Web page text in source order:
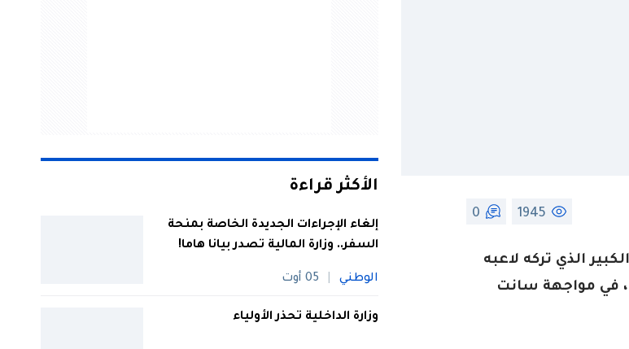
1945
0
الذي تركه لاعبه
في مواجهة سانت
الأكثر قراءة
إلغاء الإجراءات الجديدة الخاصة بمنحة
السفر.. وزارة المالية تصدر بيانا هاما!
الوطني 05 أوت
وزارة الداخلية تحذر الأولياء